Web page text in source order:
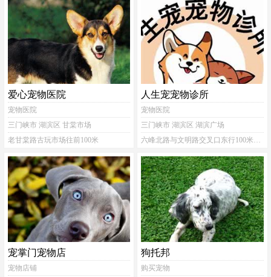
爱心宠物医院
宠物医院
三门峡市 湖滨区 甘棠市场
老甘棠路古玩市场往前100米
人生宠宠物诊所
宠物医院
三门峡市 湖滨区 湖滨广场
六峰北路与文明路交叉口东行100米路南
宠掌门宠物店
宠物店铺
狗托邦
购买宠物